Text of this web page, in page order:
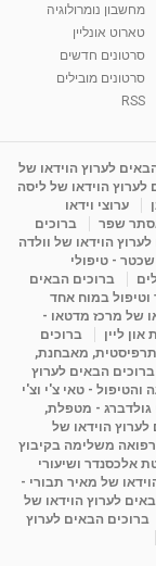
05:37
09:12
מחשבון נומרולוגיה
טארוט אונליין
סרטונים חדשים
סרטונים מובילים
RSS
לערוץ הוידאו של
לערוץ הוידאו של ליסה
ערוצי וידאו
שפר
ברוכים
הוידאו של וולדה
- טיפולי
ברוכים הבאים
וטיפול במוח אחד
של מרכז מדטאו -
ליין
ברוכים
מאבחנת,
ברוכים הבאים לערוץ
והטיפול - טאי צ'י וצ'י
גולדברג - מטפלת,
לערוץ הוידאו של
רפואה משלימה בקיבוץ
אלכסנדר ושיעורי
של מאיר תבורי -
לערוץ הוידאו של
ברוכים הבאים לערוץ